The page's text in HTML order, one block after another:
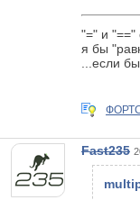
"=" и "=="
я бы
...если
Fast235